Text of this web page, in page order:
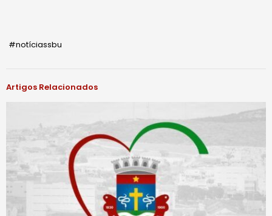
#notíciassbu
Artigos Relacionados